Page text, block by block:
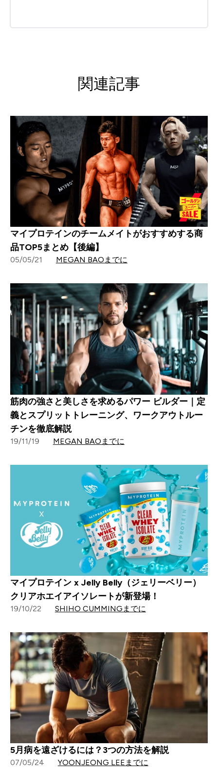
関連記事
マイプロテインのチームメイトがおすすめする商
品TOP5まとめ【後編】
05/05/21 MEGAN BAOまでに
筋肉の強さと美しさを求めるパワー ビルダー｜定
義とスプリットトレーニング、ワークアウトルー
チンを徹底解説
19/11/19 MEGAN BAOまでに
マイプロテイン x Jelly Belly（ジェリーベリー）
クリアホエイアイソレートが新登場！
19/10/22 SHIHO CUMMINGまでに
5月病を遠ざけるには？3つの方法を解説
07/05/24 YOONJEONG LEEまでに